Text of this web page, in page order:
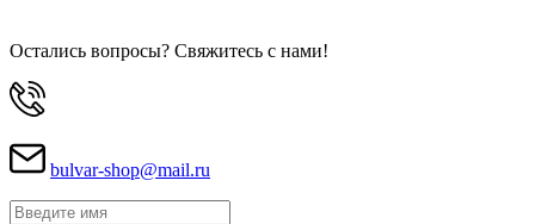
Остались вопросы? Свяжитесь с нами!
bulvar-shop@mail.ru